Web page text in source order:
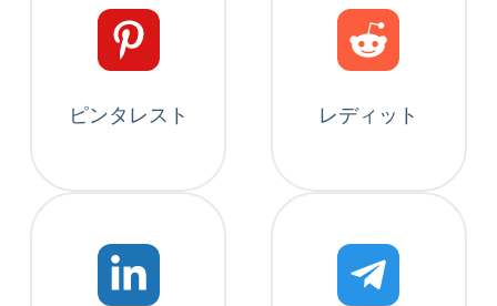
ピンタレスト レディット